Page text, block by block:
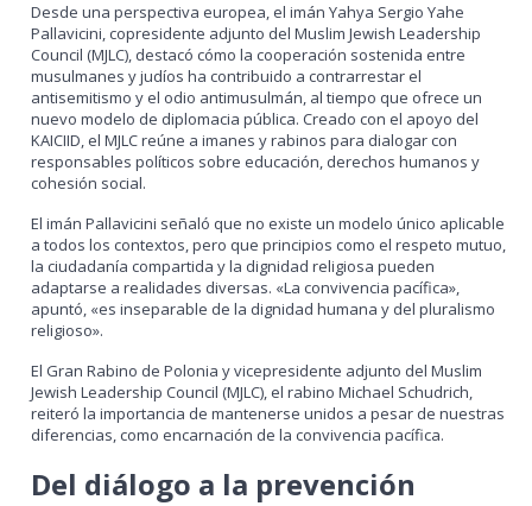
Desde una perspectiva europea, el imán Yahya Sergio Yahe
Pallavicini, copresidente adjunto del Muslim Jewish Leadership
Council (MJLC), destacó cómo la cooperación sostenida entre
musulmanes y judíos ha contribuido a contrarrestar el
antisemitismo y el odio antimusulmán, al tiempo que ofrece un
nuevo modelo de diplomacia pública. Creado con el apoyo del
KAICIID, el MJLC reúne a imanes y rabinos para dialogar con
responsables políticos sobre educación, derechos humanos y
cohesión social.
El imán Pallavicini señaló que no existe un modelo único aplicable
a todos los contextos, pero que principios como el respeto mutuo,
la ciudadanía compartida y la dignidad religiosa pueden
adaptarse a realidades diversas. «La convivencia pacífica»,
apuntó, «es inseparable de la dignidad humana y del pluralismo
religioso».
El Gran Rabino de Polonia y vicepresidente adjunto del Muslim
Jewish Leadership Council (MJLC), el rabino Michael Schudrich,
reiteró la importancia de mantenerse unidos a pesar de nuestras
diferencias, como encarnación de la convivencia pacífica.
Del diálogo a la prevención